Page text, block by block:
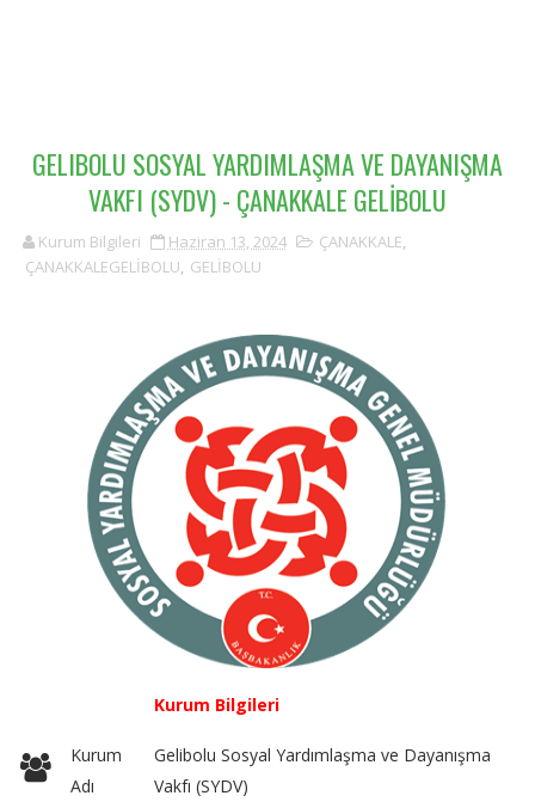
GELIBOLU SOSYAL YARDIMLAŞMA VE DAYANIŞMA
VAKFI (SYDV) - ÇANAKKALE GELİBOLU
Kurum Bilgileri Haziran 13, 2024 ÇANAKKALE,
ÇANAKKALEGELİBOLU, GELİBOLU
Kurum Bilgileri
Kurum
Adı
Gelibolu Sosyal Yardımlaşma ve Dayanışma
Vakfı (SYDV)